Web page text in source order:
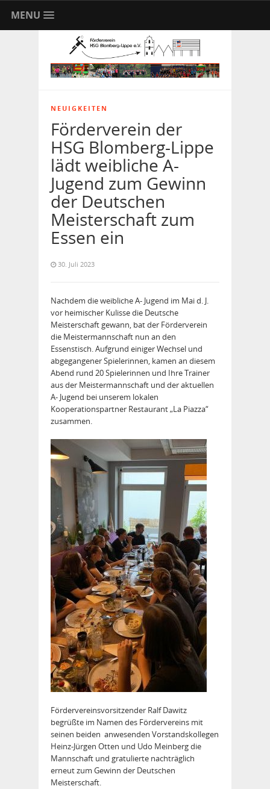
MENU
NEUIGKEITEN
Förderverein der
HSG Blomberg-Lippe
lädt weibliche A-
Jugend zum Gewinn
der Deutschen
Meisterschaft zum
Essen ein
30. Juli 2023
Nachdem die weibliche A- Jugend im Mai d. J.
vor heimischer Kulisse die Deutsche
Meisterschaft gewann, bat der Förderverein
die Meistermannschaft nun an den
Essenstisch. Aufgrund einiger Wechsel und
abgegangener Spielerinnen, kamen an diesem
Abend rund 20 Spielerinnen und Ihre Trainer
aus der Meistermannschaft und der aktuellen
A- Jugend bei unserem lokalen
Kooperationspartner Restaurant „La Piazza“
zusammen.
Fördervereinsvorsitzender Ralf Dawitz
begrüßte im Namen des Fördervereins mit
seinen beiden anwesenden Vorstandskollegen
Heinz-Jürgen Otten und Udo Meinberg die
Mannschaft und gratulierte nachträglich
erneut zum Gewinn der Deutschen
Meisterschaft.